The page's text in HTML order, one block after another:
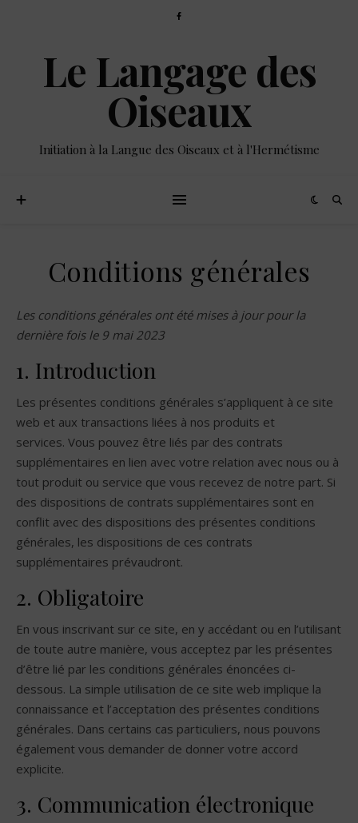
Le Langage des
Oiseaux
Initiation à la Langue des Oiseaux et à l'Hermétisme
Conditions générales
Les conditions générales ont été mises à jour pour la
dernière fois le 9 mai 2023
1. Introduction
Les présentes conditions générales s’appliquent à ce site
web et aux transactions liées à nos produits et
services. Vous pouvez être liés par des contrats
supplémentaires en lien avec votre relation avec nous ou à
tout produit ou service que vous recevez de notre part. Si
des dispositions de contrats supplémentaires sont en
conflit avec des dispositions des présentes conditions
générales, les dispositions de ces contrats
supplémentaires prévaudront.
2. Obligatoire
En vous inscrivant sur ce site, en y accédant ou en l’utilisant
de toute autre manière, vous acceptez par les présentes
d’être lié par les conditions générales énoncées ci-
dessous. La simple utilisation de ce site web implique la
connaissance et l’acceptation des présentes conditions
générales. Dans certains cas particuliers, nous pouvons
également vous demander de donner votre accord
explicite.
3. Communication électronique